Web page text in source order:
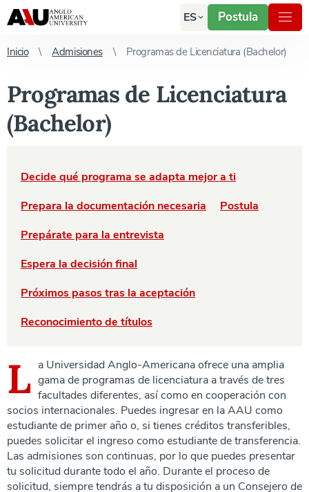
ES Postula
Inicio Admisiones Programas de Licenciatura (Bachelor)
Programas de Licenciatura
(Bachelor)
Decide qué programa se adapta mejor a ti
Prepara la documentación necesaria
Postula
Prepárate para la entrevista
Espera la decisión final
Próximos pasos tras la aceptación
Reconocimiento de títulos
L a Universidad Anglo-Americana ofrece una amplia
gama de programas de licenciatura a través de tres
facultades diferentes, así como en cooperación con
socios internacionales. Puedes ingresar en la AAU como
estudiante de primer año o, si tienes créditos transferibles,
puedes solicitar el ingreso como estudiante de transferencia.
Las admisiones son continuas, por lo que puedes presentar
tu solicitud durante todo el año. Durante el proceso de
solicitud, siempre tendrás a tu disposición a un Consejero de